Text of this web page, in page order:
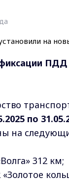
ПДД
по
на
312 км;
«Золотое